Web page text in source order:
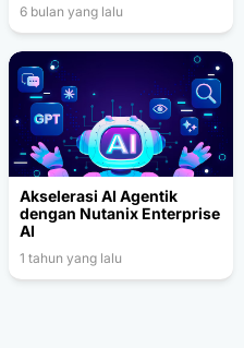
6 bulan yang lalu
Akselerasi AI Agentik
dengan Nutanix Enterprise
AI
1 tahun yang lalu